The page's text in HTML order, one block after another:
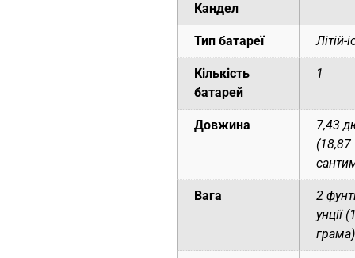
Кандел
Тип батареї Літій-
Кількість
батарей
1
Довжина
7,43
(18,87
Вага
2
унції